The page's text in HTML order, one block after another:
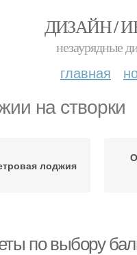
ДИЗАЙН /
незаурядные
главная
на створки
лоджия
по выбору